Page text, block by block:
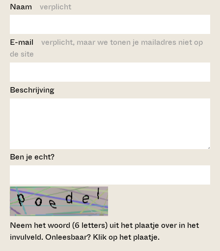
Naam verplicht
E-mail verplicht, maar we tonen je mailadres niet op
de site
Beschrijving
Ben je echt?
Neem het woord (6 letters) uit het plaatje over in het
invulveld.Onleesbaar? Klik op het plaatje.